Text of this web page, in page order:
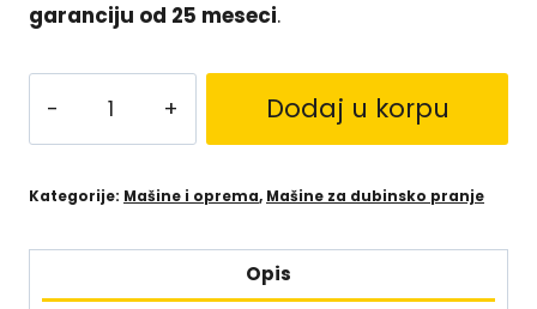
garanciju od 25 meseci.
Dodaj u korpu
Kategorije: Mašine i oprema, Mašine za dubinsko pranje
Opis